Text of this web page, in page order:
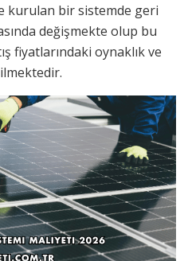
kurulan bir sistemde geri
değişmekte olup bu
fiyatlarındaki oynaklık ve